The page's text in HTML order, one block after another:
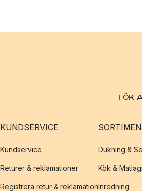
FÖR
KUNDSERVICE
Kundservice
Returer & reklamationer
Registrera retur & reklamation
Dukning &
Kök &
Inredning